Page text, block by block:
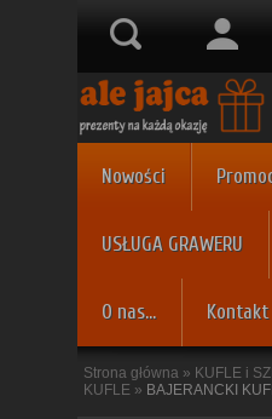
Nowości
USŁUGA GRAWERU
O nas... Kontakt
Strona główna » KUFLE i
KUFLE » BAJERANCKI